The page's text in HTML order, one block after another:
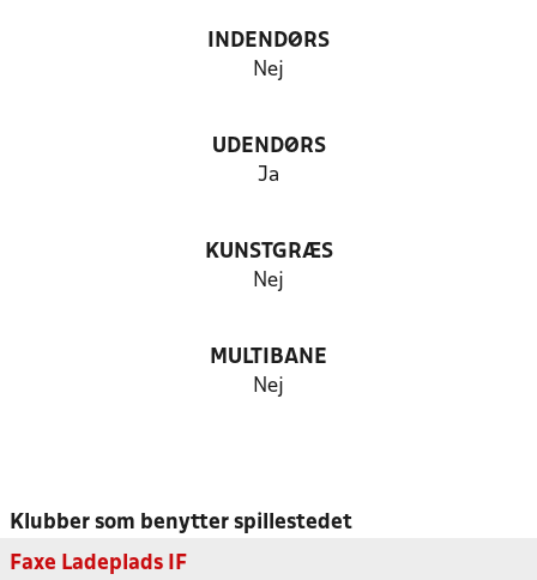
INDENDØRS
Nej
UDENDØRS
Ja
KUNSTGRÆS
Nej
MULTIBANE
Nej
Klubber som benytter spillestedet
Faxe Ladeplads IF